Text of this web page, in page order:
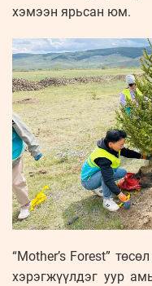
хэмээн ярьсан юм.
“Mother’s Forest”
хэрэгжүүлдэг уур